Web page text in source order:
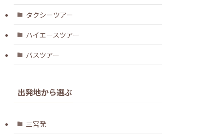
タクシーツアー
ハイエースツアー
バスツアー
出発地から選ぶ
三宮発